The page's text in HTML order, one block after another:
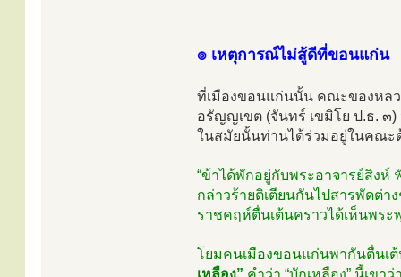
๏ เหตุการณ์ไม่สู้ดีที่ขอนแก่น
ที่เมืองขอนแก่นนั้น คณะของหล
อรัญญเขต (จันทร์ เขมิโย ป.ธ. ๓
ในสมัยนั้นท่านได้ร่วมอยู่ในคณะ
“ข้าได้พักอยู่กับพระอาจารย์สิงห์
กล่าวร้ายติเตียนกันไปสารพัดต่า
ราชคฤห์ตื่นเต้นคราวได้เห็นพร
โยมคนเมืองขอนแก่นพากันตื่นเ
เหลือง” คำว่า “บักเหลือง” นี้เขา